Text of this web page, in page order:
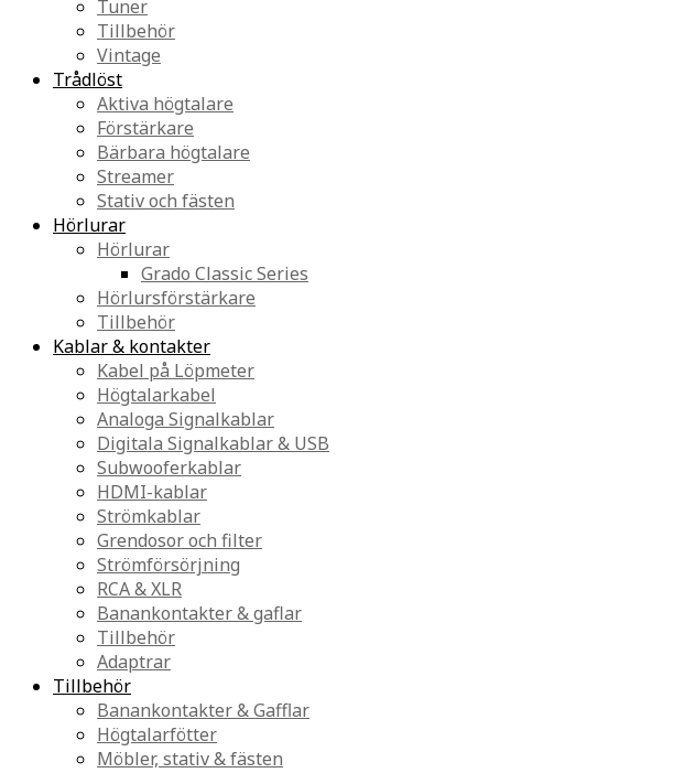
Tuner
Tillbehör
Vintage
Trådlöst
Aktiva högtalare
Förstärkare
Bärbara högtalare
Streamer
Stativ och fästen
Hörlurar
Hörlurar
Grado Classic Series
Hörlursförstärkare
Tillbehör
Kablar & kontakter
Kabel på Löpmeter
Högtalarkabel
Analoga Signalkablar
Digitala Signalkablar & USB
Subwooferkablar
HDMI-kablar
Strömkablar
Grendosor och filter
Strömförsörjning
RCA & XLR
Banankontakter & gaflar
Tillbehör
Adaptrar
Tillbehör
Banankontakter & Gafflar
Högtalarfötter
Möbler, stativ & fästen